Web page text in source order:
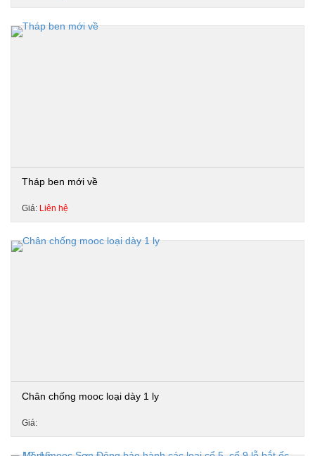
Tháp ben mới về
Giá: Liên hệ
Chân chống mooc loại dày 1 ly
Giá: